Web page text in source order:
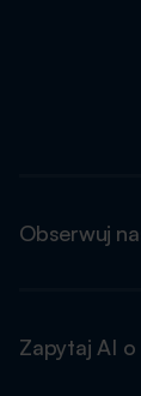
Obserwuj
Zapytaj AI